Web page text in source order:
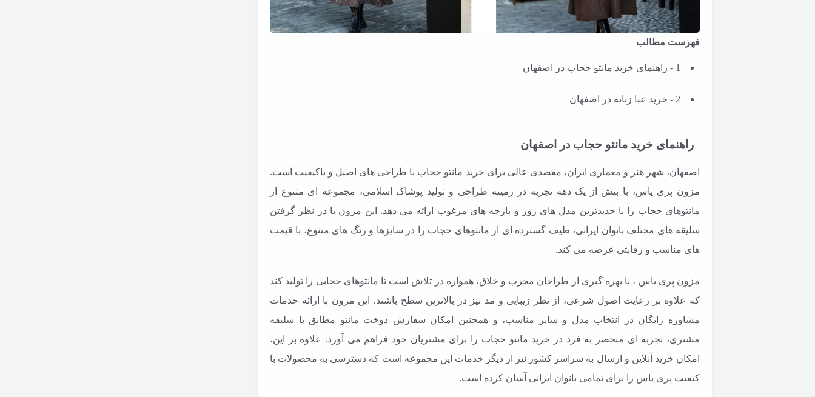
فهرست مطالب
1 - راهنمای خرید مانتو حجاب در اصفهان
2 - خرید عبا زنانه در اصفهان
راهنمای خرید مانتو حجاب در اصفهان
اصفهان، شهر هنر و معماری ایران، مقصدی عالی برای خرید مانتو حجاب با طراحی های اصیل و باکیفیت است.
مزون پری یاس، با بیش از یک دهه تجربه در زمینه طراحی و تولید پوشاک اسلامی، مجموعه ای متنوع از
مانتوهای حجاب را با جدیدترین مدل های روز و پارچه های مرغوب ارائه می دهد. این مزون با در نظر گرفتن
سلیقه های مختلف بانوان ایرانی، طیف گسترده ای از مانتوهای حجاب را در سایزها و رنگ های متنوع، با قیمت
های مناسب و رقابتی عرضه می کند.
مزون پری یاس ، با بهره گیری از طراحان مجرب و خلاق، همواره در تلاش است تا مانتوهای حجابی را تولید کند
که علاوه بر رعایت اصول شرعی، از نظر زیبایی و مد نیز در بالاترین سطح باشند. این مزون با ارائه خدمات
مشاوره رایگان در انتخاب مدل و سایز مناسب، و همچنین امکان سفارش دوخت مانتو مطابق با سلیقه
مشتری، تجربه ای منحصر به فرد در خرید مانتو حجاب را برای مشتریان خود فراهم می آورد. علاوه بر این،
امکان خرید آنلاین و ارسال به سراسر کشور نیز از دیگر خدمات این مجموعه است که دسترسی به محصولات با
کیفیت پری یاس را برای تمامی بانوان ایرانی آسان کرده است.